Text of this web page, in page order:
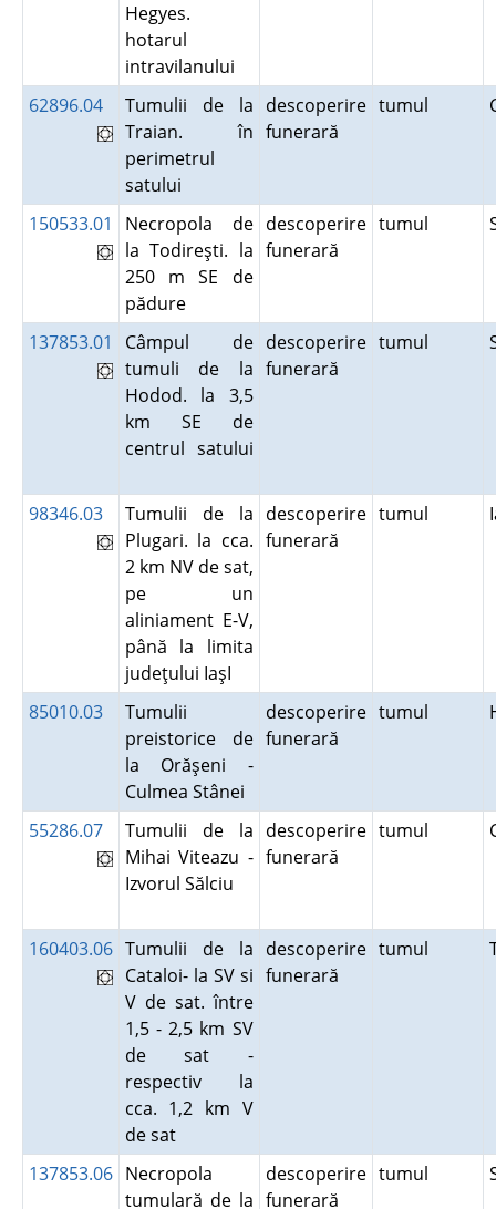
Hegyes.
hotarul
intravilanului
62896.04
Tumulii de la
Traian. în
perimetrul
satului
descoperire
funerară
tumul
150533.01
Necropola de
la Todireşti. la
250 m SE de
pădure
descoperire
funerară
tumul
137853.01
Câmpul de
tumuli de la
Hodod. la 3,5
km SE de
centrul satului
descoperire
funerară
tumul
98346.03
Tumulii de la
Plugari. la cca.
2 km NV de sat,
pe un
aliniament E-V,
până la limita
judeţului IaşI
descoperire
funerară
tumul
85010.03
Tumulii
preistorice de
la Orăşeni -
Culmea Stânei
descoperire
funerară
tumul
55286.07
Tumulii de la
Mihai Viteazu -
Izvorul Sălciu
descoperire
funerară
tumul
160403.06 Tumulii de la
Cataloi- la SV si
V de sat. între
1,5 - 2,5 km SV
de sat -
respectiv la
cca. 1,2 km V
de sat
descoperire
funerară
tumul
137853.06 Necropola
tumulară de la
descoperire
funerară
tumul